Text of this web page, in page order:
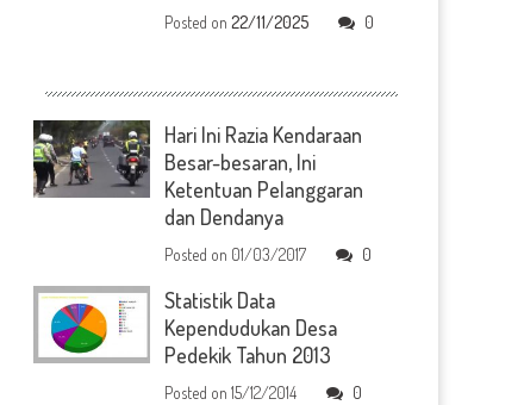
Posted on22/11/2025 0
Hari Ini Razia Kendaraan
Besar-besaran, Ini
Ketentuan Pelanggaran
dan Dendanya
Posted on 01/03/2017 0
Statistik Data
Kependudukan Desa
Pedekik Tahun 2013
Posted on15/12/2014 0